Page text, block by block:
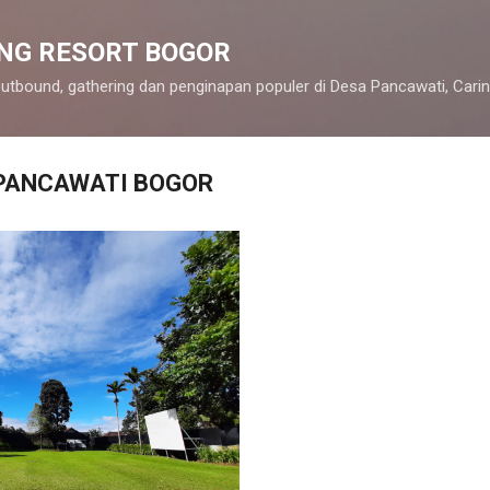
RESORT BOGOR
gathering dan penginapan populer di Desa Pancawati,
BOGOR